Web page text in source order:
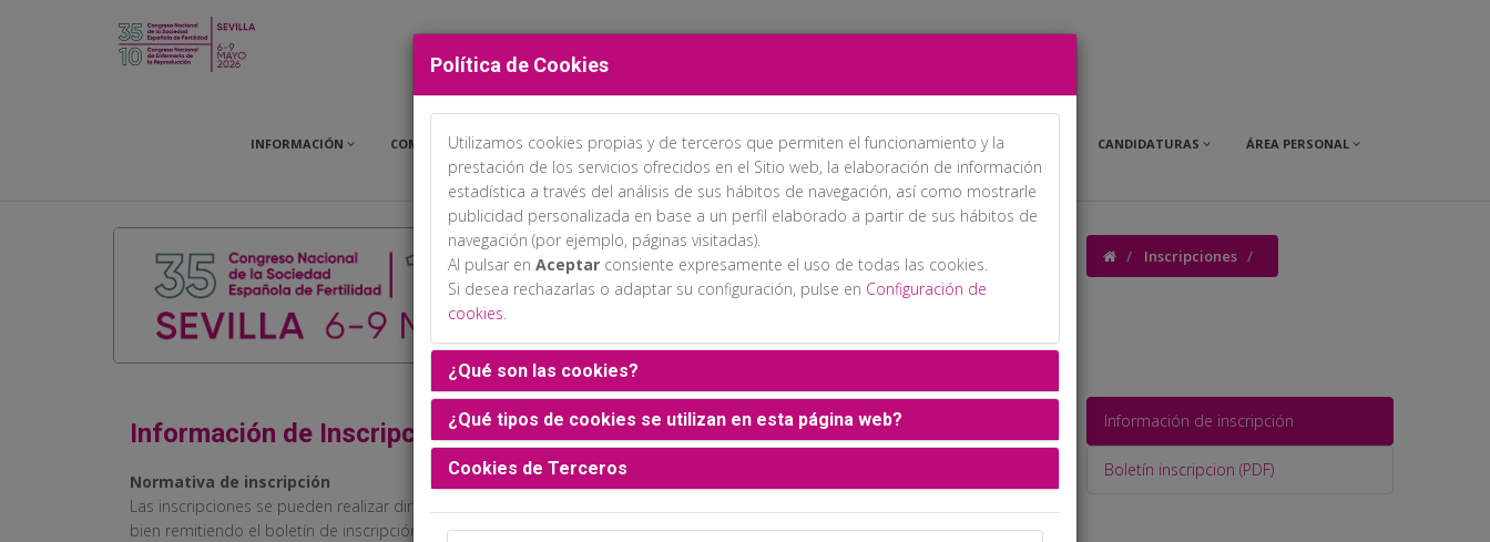
Política de Cookies
Utilizamos cookies propias y de terceros que permiten el funcionamiento y la
prestación de los servicios ofrecidos en el Sitio web, la elaboración de información
estadística a través del análisis de sus hábitos de navegación, así como mostrarle
publicidad personalizada en base a un perfil elaborado a partir de sus hábitos de
navegación (por ejemplo, páginas visitadas).
Al pulsar en Aceptar consiente expresamente el uso de todas las cookies.
Si desea rechazarlas o adaptar su configuración, pulse en Configuración de
cookies.
¿Qué son las cookies?
¿Qué tipos de cookies se utilizan en esta página web?
Cookies de Terceros
INFORMACIÓN COMITÉS PROGRAMA INSCRIPCIONES ALOJAMIENTO EXPOSICIÓN COMERCIAL CANDIDATURAS ÁREA PERSONAL
Inscripciones
Información de Inscripción
Normativa de inscripción
Las inscripciones se pueden realizar directamente desde la página web cumplimentando el formulario de inscripción (online) o
bien remitiendo el boletín de inscripción (pdf) a la Secretaría Técnica junto con el justificante del pago por transferencia o la
Información de inscripción
Boletín inscripcion (PDF)